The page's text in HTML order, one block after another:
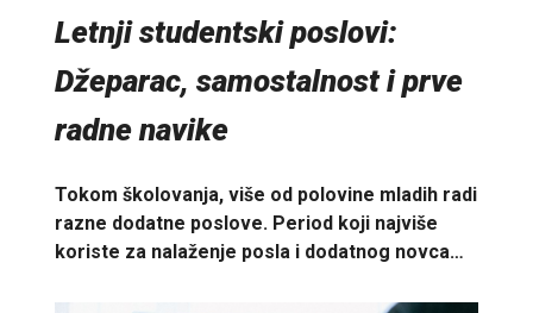
Letnji studentski poslovi:
Džeparac, samostalnost i prve
radne navike
Tokom školovanja, više od polovine mladih radi
razne dodatne poslove. Period koji najviše
koriste za nalaženje posla i dodatnog novca…